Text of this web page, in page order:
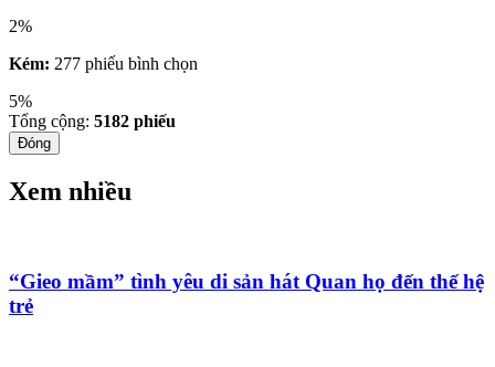
2%
Kém: 277 phiếu bình chọn
5%
Tổng cộng: 5182 phiếu
Đóng
Xem nhiều
“Gieo mầm” tình yêu di sản hát Quan họ đến thế hệ
trẻ